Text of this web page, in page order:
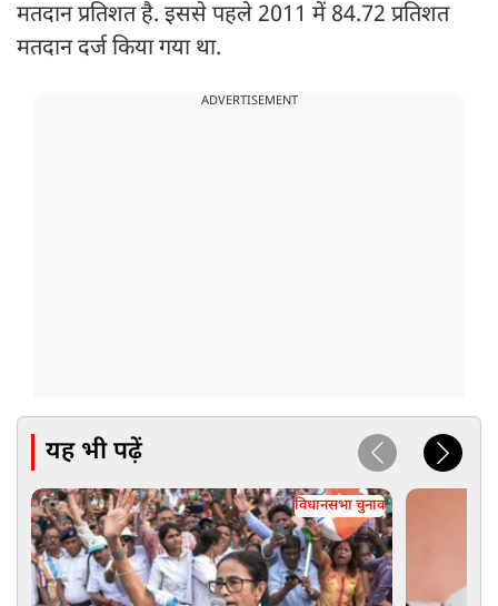
मतदान प्रतिशत है. इससे पहले 2011 में 84.72 प्रतिशत
मतदान दर्ज किया गया था.
ADVERTISEMENT
यह भी पढ़ें
विधानसभा चुनाव